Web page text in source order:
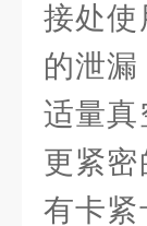
接处使
的泄
适量真
更紧
有卡紧